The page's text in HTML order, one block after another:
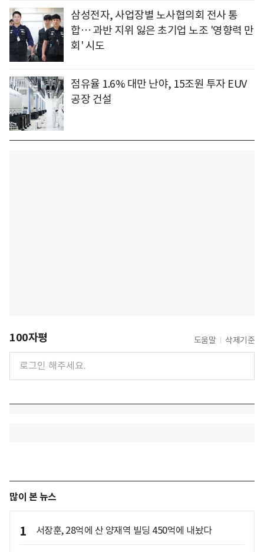
삼성전자, 사업장별 노사협의회 전사 통
합… 과반 지위 잃은 초기업 노조 '영향력 만
회' 시도
점유율 1.6% 대만 난야, 15조원 투자 EUV
공장 건설
100자평 도움말 삭제기준
많이 본 뉴스
1 서장훈, 28억에 산 양재역 빌딩 450억에 내놨다